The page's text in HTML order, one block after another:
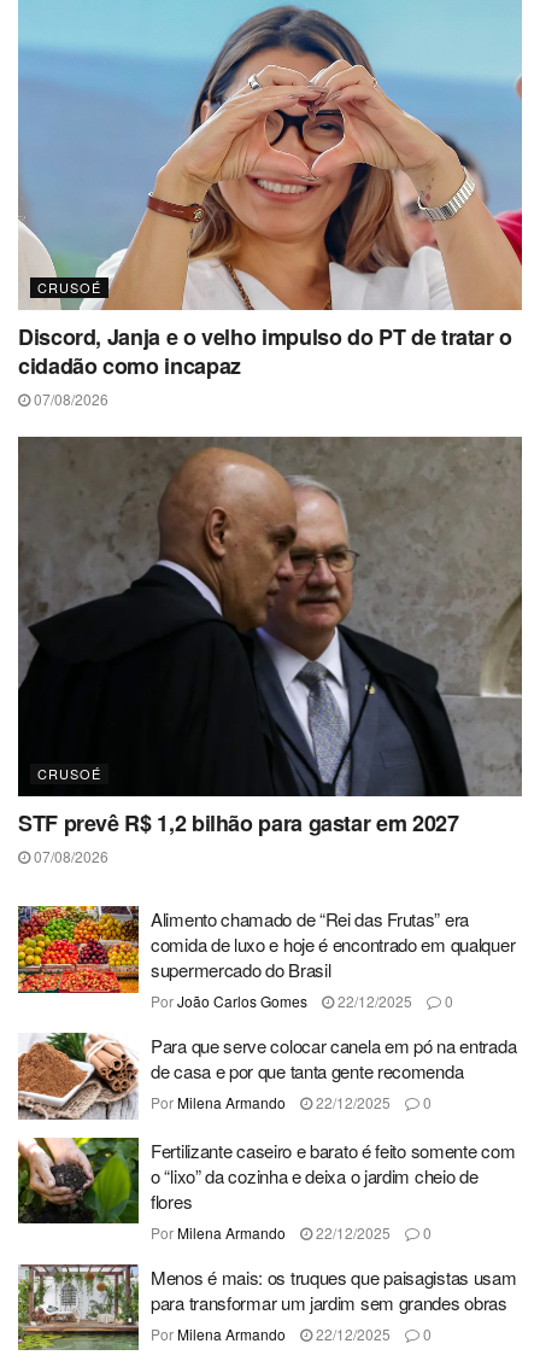
CRUSOÉ
Discord, Janja e o velho impulso do PT de tratar o
cidadão como incapaz
07/08/2026
CRUSOÉ
STF prevê R$ 1,2 bilhão para gastar em 2027
07/08/2026
Alimento chamado de “Rei das Frutas” era
comida de luxo e hoje é encontrado em qualquer
supermercado do Brasil
PorJoão Carlos Gomes 22/12/2025 0
Para que serve colocar canela em pó na entrada
de casa e por que tanta gente recomenda
PorMilena Armando 22/12/2025 0
Fertilizante caseiro e barato é feito somente com
o “lixo” da cozinha e deixa o jardim cheio de
flores
PorMilena Armando 22/12/2025 0
Menos é mais: os truques que paisagistas usam
para transformar um jardim sem grandes obras
PorMilena Armando 22/12/2025 0